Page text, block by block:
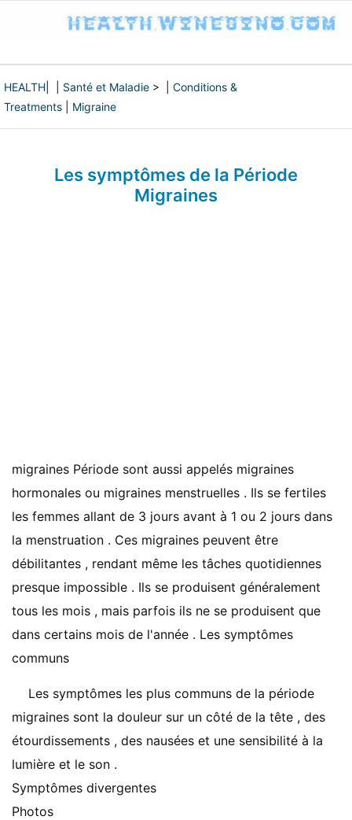
HEALTH Santé et Maladie > | Conditions &
Treatments
Migraine
Les symptômes de la Période
Migraines
migraines Période sont aussi appelés migraines
hormonales ou migraines menstruelles . Ils se fertiles
les femmes allant de 3 jours avant à 1 ou 2 jours dans
la menstruation . Ces migraines peuvent être
débilitantes , rendant même les tâches quotidiennes
presque impossible . Ils se produisent généralement
tous les mois , mais parfois ils ne se produisent que
dans certains mois de l'année . Les symptômes
communs
Les symptômes les plus communs de la période
migraines sont la douleur sur un côté de la tête , des
étourdissements , des nausées et une sensibilité à la
lumière et le son .
Symptômes divergentes
Photos